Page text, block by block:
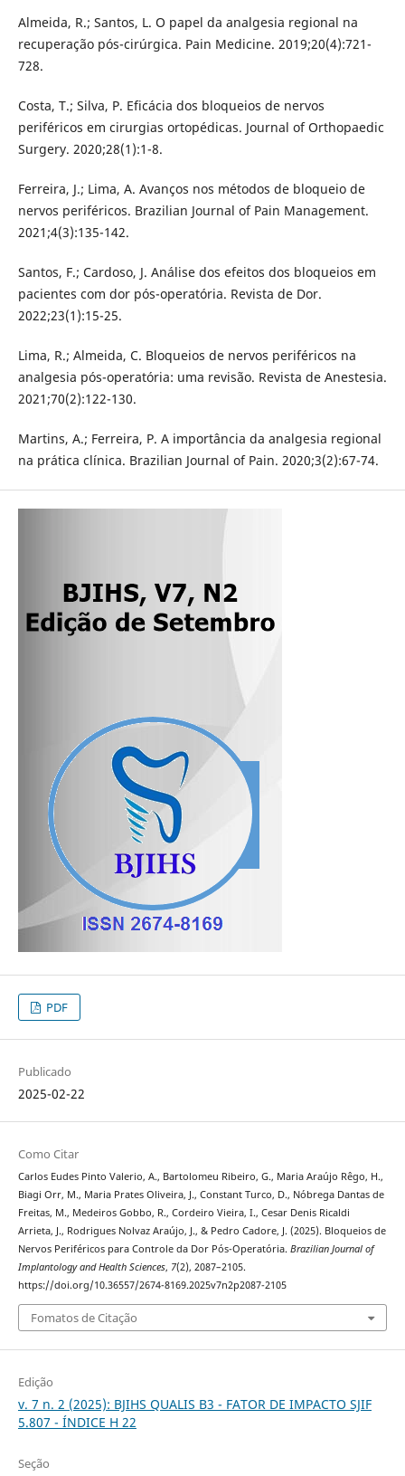
Almeida, R.; Santos, L. O papel da analgesia regional na
recuperação pós-cirúrgica. Pain Medicine. 2019;20(4):721-
728.
Costa, T.; Silva, P. Eficácia dos bloqueios de nervos
periféricos em cirurgias ortopédicas. Journal of Orthopaedic
Surgery. 2020;28(1):1-8.
Ferreira, J.; Lima, A. Avanços nos métodos de bloqueio de
nervos periféricos. Brazilian Journal of Pain Management.
2021;4(3):135-142.
Santos, F.; Cardoso, J. Análise dos efeitos dos bloqueios em
pacientes com dor pós-operatória. Revista de Dor.
2022;23(1):15-25.
Lima, R.; Almeida, C. Bloqueios de nervos periféricos na
analgesia pós-operatória: uma revisão. Revista de Anestesia.
2021;70(2):122-130.
Martins, A.; Ferreira, P. A importância da analgesia regional
na prática clínica. Brazilian Journal of Pain. 2020;3(2):67-74.
PDF
Publicado
2025-02-22
Como Citar
Carlos Eudes Pinto Valerio, A., Bartolomeu Ribeiro, G., Maria Araújo Rêgo, H.,
Biagi Orr, M., Maria Prates Oliveira, J., Constant Turco, D., Nóbrega Dantas de
Freitas, M., Medeiros Gobbo, R., Cordeiro Vieira, I., Cesar Denis Ricaldi
Arrieta, J., Rodrigues Nolvaz Araújo, J., & Pedro Cadore, J. (2025). Bloqueios de
Nervos Periféricos para Controle da Dor Pós-Operatória. Brazilian Journal of
Implantology and Health Sciences, 7(2), 2087–2105.
https://doi.org/10.36557/2674-8169.2025v7n2p2087-2105
Fomatos de Citação
Edição
v. 7 n. 2 (2025): BJIHS QUALIS B3 - FATOR DE IMPACTO SJIF
5.807 - ÍNDICE H 22
Seção